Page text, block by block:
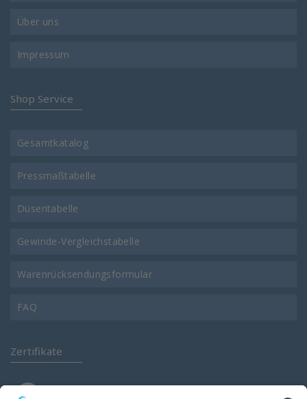
Über uns
Impressum
Shop Service
Gesamtkatalog
Pressmaßtabelle
Düsentabelle
Gewinde-Vergleichstabelle
Warenrücksendungsformular
FAQ
Zertifikate